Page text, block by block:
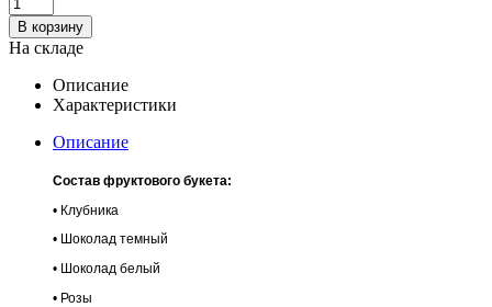
В корзину
На складе
Описание
Характеристики
Описание
Состав фруктового букета:
• Клубника
• Шоколад темный
• Шоколад белый
• Розы